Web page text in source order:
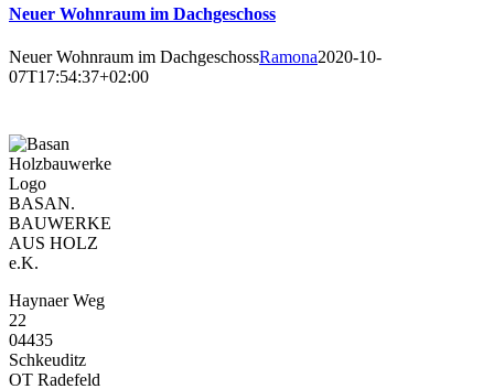
Neuer Wohnraum im Dachgeschoss
Neuer Wohnraum im DachgeschossRamona2020-10-
07T17:54:37+02:00
BASAN.
BAUWERKE
AUS HOLZ
e.K.
Haynaer Weg
22
04435
Schkeuditz
OT Radefeld